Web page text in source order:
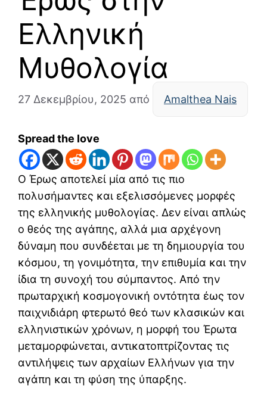
Ελληνική
Μυθολογία
27 Δεκεμβρίου, 2025 από Amalthea Nais
Spread the love
Ο Έρως αποτελεί μία από τις πιο
πολυσήμαντες και εξελισσόμενες μορφές
της ελληνικής μυθολογίας. Δεν είναι απλώς
ο θεός της αγάπης, αλλά μια αρχέγονη
δύναμη που συνδέεται με τη δημιουργία του
κόσμου, τη γονιμότητα, την επιθυμία και την
ίδια τη συνοχή του σύμπαντος. Από την
πρωταρχική κοσμογονική οντότητα έως τον
παιχνιδιάρη φτερωτό θεό των κλασικών και
ελληνιστικών χρόνων, η μορφή του Έρωτα
μεταμορφώνεται, αντικατοπτρίζοντας τις
αντιλήψεις των αρχαίων Ελλήνων για την
αγάπη και τη φύση της ύπαρξης.